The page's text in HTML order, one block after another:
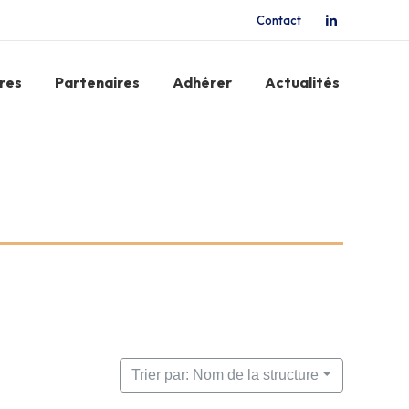
Contact
LinkedIn
Partenaires Adhérer Actualités
Trier par: Nom de la structure